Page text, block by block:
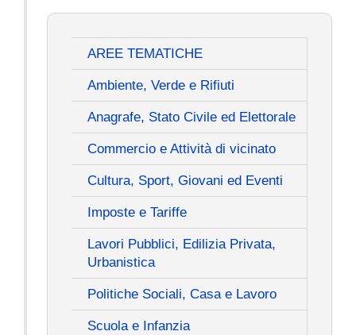
AREE TEMATICHE
Ambiente, Verde e Rifiuti
Anagrafe, Stato Civile ed Elettorale
Commercio e Attività di vicinato
Cultura, Sport, Giovani ed Eventi
Imposte e Tariffe
Lavori Pubblici, Edilizia Privata,
Urbanistica
Politiche Sociali, Casa e Lavoro
Scuola e Infanzia